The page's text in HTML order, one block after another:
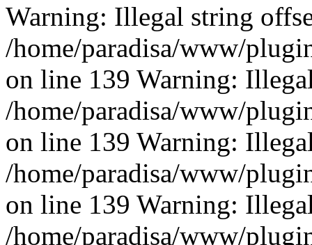
Warning: Illegal string
/home/paradisa/www/
on line 139 Warning:
/home/paradisa/www/
on line 139 Warning:
/home/paradisa/www/
on line 139 Warning:
/home/paradisa/www/